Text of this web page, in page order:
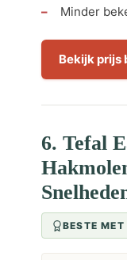
Minder
Bekijk prijs
6. Tefal
BESTE MET